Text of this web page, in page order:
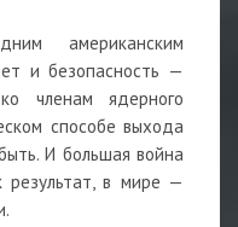
американским
и безопасность —
членам ядерного
способе выхода
И большая война
в мире —